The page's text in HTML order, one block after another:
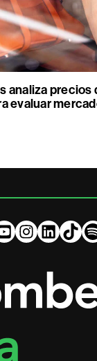
analiza precios
evaluar